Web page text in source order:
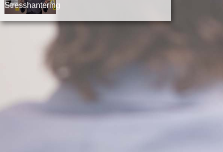
Stresshantering